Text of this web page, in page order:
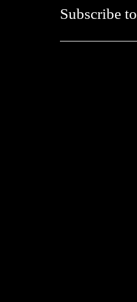
Subscribe to